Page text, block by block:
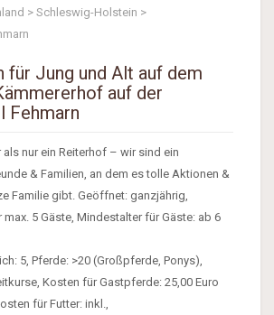
> Schleswig-Holstein >
für Jung und Alt auf dem
auf der
Fehmarn
als nur ein Reiterhof – wir sind ein
& Familien, an dem es tolle Aktionen &
Familie gibt. Geöffnet: ganzjährig,
5 Gäste, Mindestalter für Gäste: ab 6
5, Pferde: >20 (Großpferde, Ponys),
Kosten für Gastpferde: 25,00 Euro
für Futter: inkl.,